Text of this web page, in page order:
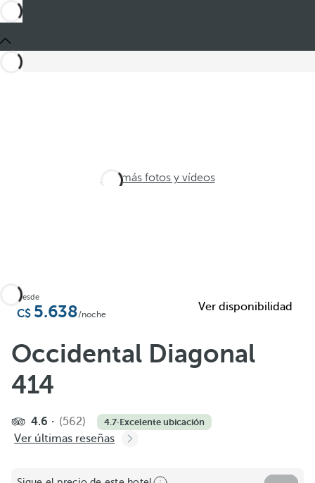
Ver más fotos y vídeos
Desde
5.638/noche
Ver disponibilidad
Occidental Diagonal
414
4.6 (562) 4.7·Excelente ubicación
Ver últimas reseñas